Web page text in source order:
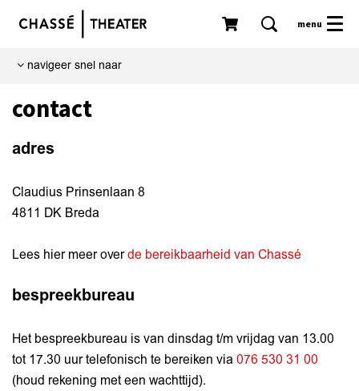
menu
navigeer snel naar
contact
adres
Claudius Prinsenlaan 8
4811 DK Breda
Lees hier meer overde bereikbaarheid van Chassé
bespreekbureau
Het bespreekbureau is van dinsdag t/m vrijdag van 13.00
tot 17.30 uur telefonisch te bereiken via 076 530 31 00
(houd rekening met een wachttijd).